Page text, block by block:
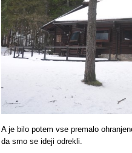
A je bilo potem vse premalo
da smo se ideji odrekli.